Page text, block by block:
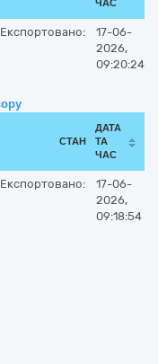
ЧАС
Експортовано:
17-06-
2026,
09:20:24
СТАН
ДАТА
ТА
ЧАС
Експортовано:
17-06-
2026,
09:18:54